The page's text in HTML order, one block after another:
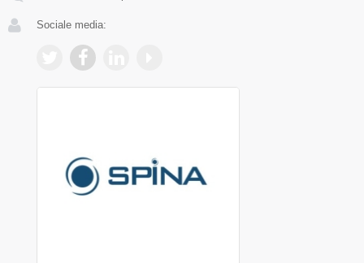
Sociale media: